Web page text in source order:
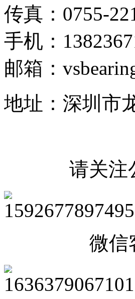
传真：0755-
手机：
邮箱：
地址：深圳市
请关注公
微信客